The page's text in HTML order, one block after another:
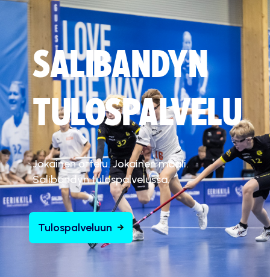
SALIBANDYN
TULOSPALVELU
Jokainen ottelu. Jokainen maali.
Salibandyn tulospalvelussa.
Tulospalveluun